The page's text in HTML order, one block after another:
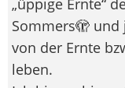
„üppige Ernte“
Sommers🫣
von der Ernte
leben.